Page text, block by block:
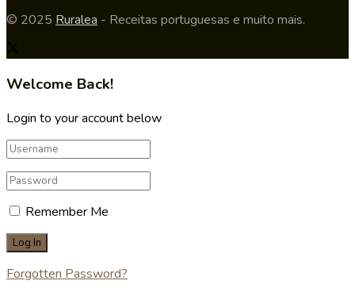
© 2025 Ruralea - Receitas portuguesas e muito mais.
Welcome Back!
Login to your account below
Remember Me
Forgotten Password?